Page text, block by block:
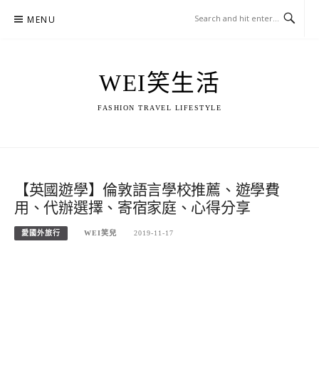
MENU
WEI笑生活
FASHION TRAVEL LIFESTYLE
【英國遊學】倫敦語言學校推薦、遊學費
用、代辦選擇、寄宿家庭、心得分享
愛國外旅行 WEI笑兒 2019-11-17